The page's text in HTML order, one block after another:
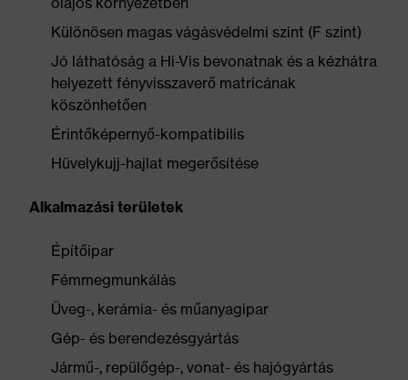
Különösen magas vágásvédelmi szint (F szint)
Jó láthatóság a Hi-Vis bevonatnak és a kézhátra
helyezett fényvisszaverő matricának
köszönhetően
Érintőképernyő-kompatibilis
Hüvelykujj-hajlat megerősítése
Alkalmazási területek
Építőipar
Fémmegmunkálás
Üveg-, kerámia- és műanyagipar
Gép- és berendezésgyártás
Jármű-, repülőgép-, vonat- és hajógyártás